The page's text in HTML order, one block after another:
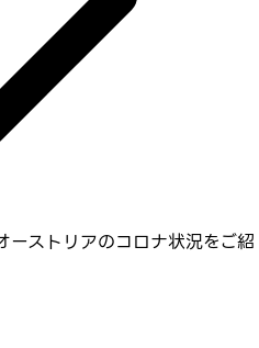
ストリアのコロナ状況をご紹